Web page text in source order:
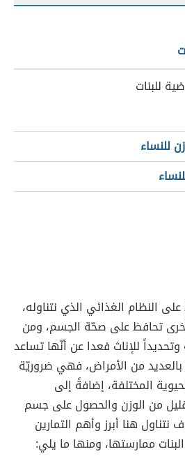
للنساء
النظام الغذائي الذي نتناوله،
تحافظ على صحّة الجسم، ومن
وتحديداً للإناث فعدا عن أنّها تساعد
من الأمراض، فهي ضروريّة
المختلفة، إضافةً إلى
من الوزن والحصول على جسم
هنا أبرز وأهم التمارين
ممارستها، ومنها ما يلي: